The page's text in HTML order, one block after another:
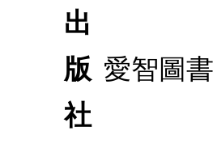
出
版
社
愛智圖